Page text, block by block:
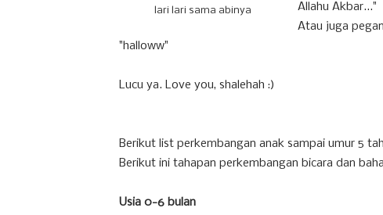
lari lari sama abinya
Allahu Akbar..."
Atau juga
"halloww"
Lucu ya. Love you, shalehah :)
Berikut list perkembangan anak sampai umur 5
Berikut ini tahapan perkembangan bicara dan
Usia 0-6 bulan